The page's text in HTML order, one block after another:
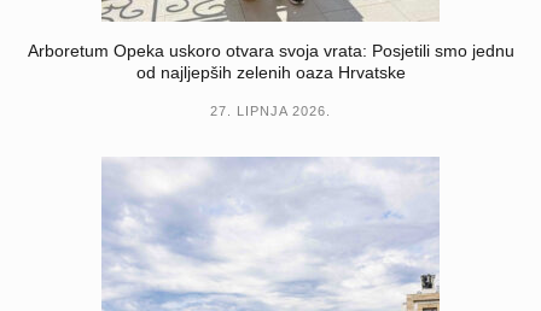
Arboretum Opeka uskoro otvara svoja vrata: Posjetili smo jednu
od najljepših zelenih oaza Hrvatske
27. LIPNJA 2026.